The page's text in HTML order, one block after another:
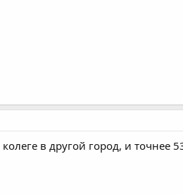
в другой город, и точнее